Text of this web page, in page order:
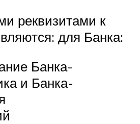
реквизитами к
для Банка:
Банка-
и Банка-